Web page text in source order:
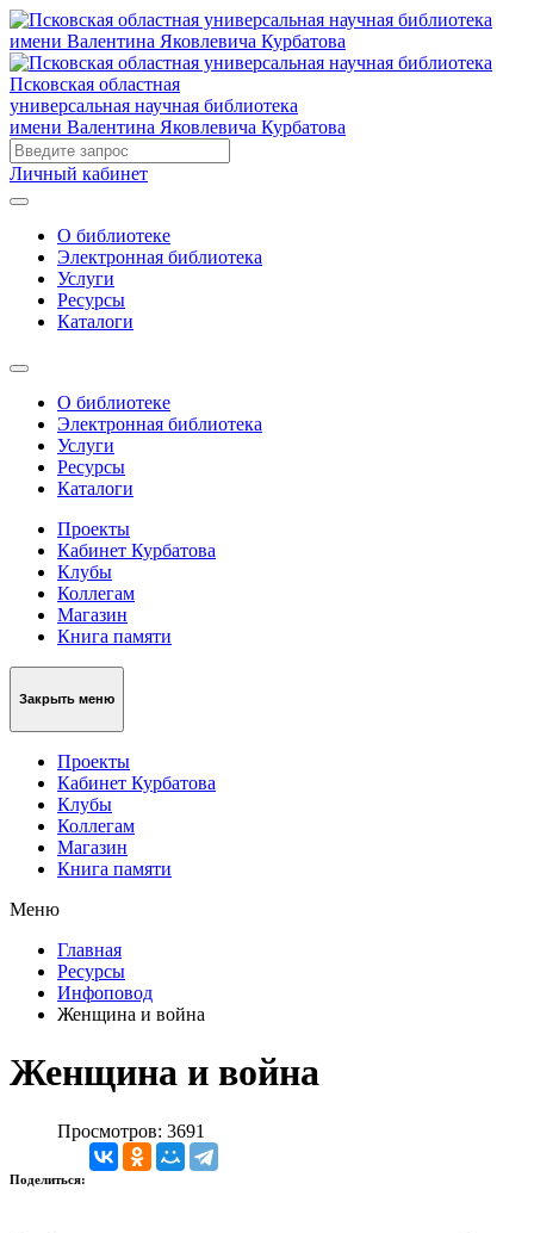
Псковская областная
универсальная научная библиотека
имени Валентина Яковлевича Курбатова
Личный кабинет
О библиотеке
Электронная библиотека
Услуги
Ресурсы
Каталоги
О библиотеке
Электронная библиотека
Услуги
Ресурсы
Каталоги
Проекты
Кабинет Курбатова
Клубы
Коллегам
Магазин
Книга памяти
Закрыть меню
Проекты
Кабинет Курбатова
Клубы
Коллегам
Магазин
Книга памяти
Меню
Главная
Ресурсы
Инфоповод
Женщина и война
Женщина и война
Просмотров: 3691
Поделиться: